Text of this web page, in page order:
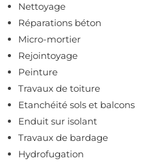
Nettoyage
Réparations béton
Micro-mortier
Rejointoyage
Peinture
Travaux de toiture
Etanchéité sols et balcons
Enduit sur isolant
Travaux de bardage
Hydrofugation